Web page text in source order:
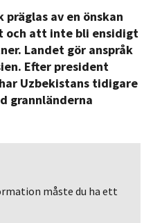
av en önskan
att inte bli ensidigt
Landet gör anspråk
Efter president
Uzbekistans tidigare
grannländerna
måste du ha ett